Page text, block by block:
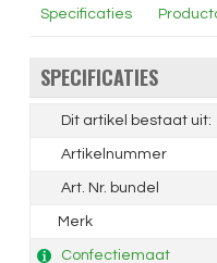
Specificaties
SPECIFICATIES
Dit artikel bestaat uit:
Artikelnummer
Art. Nr. bundel
Merk
Confectiemaat